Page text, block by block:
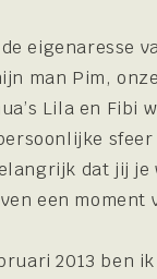
eigenaresse
man Pim,
Lila en Fibi
sfeer
dat jij je
een moment
2013 ben